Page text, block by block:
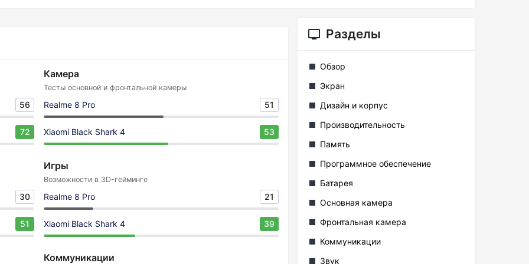
56
72
Камера
Тесты основной и фронтальной камеры
Realme 8 Pro 51
Xiaomi Black Shark 4 53
30
51
Игры
Возможности в 3D-гейминге
Realme 8 Pro 21
Xiaomi Black Shark 4 39
Коммуникации
Разделы
Обзор
Экран
Дизайн и корпус
Производительность
Память
Программное обеспечение
Батарея
Основная камера
Фронтальная камера
Коммуникации
Звук